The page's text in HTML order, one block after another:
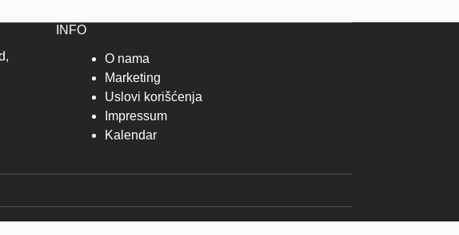
INFO
O nama
Marketing
Uslovi korišćenja
Impressum
Kalendar